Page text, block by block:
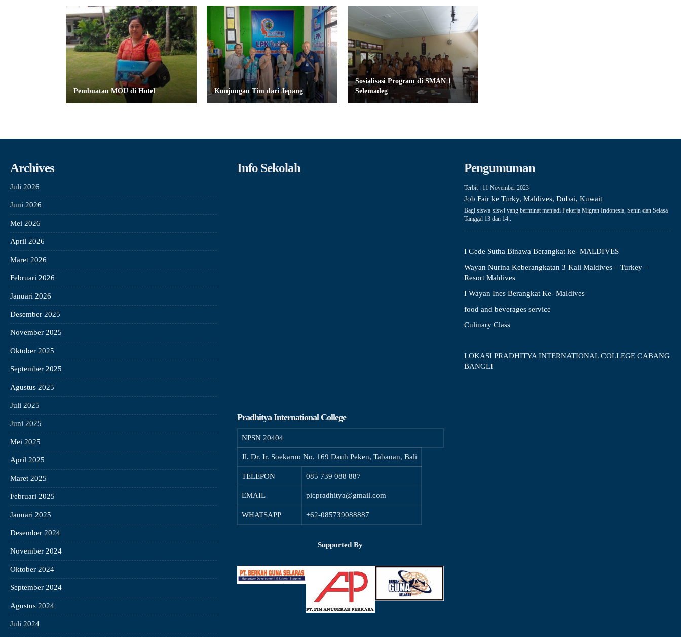
Pembuatan MOU di Hotel Kunjungan Tim dari Jepang
Sosialisasi Program di SMAN 1
Selemadeg
Archives
Juli 2026
Juni 2026
Mei 2026
April 2026
Maret 2026
Februari 2026
Januari 2026
Desember 2025
November 2025
Oktober 2025
September 2025
Agustus 2025
Juli 2025
Juni 2025
Mei 2025
April 2025
Maret 2025
Februari 2025
Januari 2025
Desember 2024
November 2024
Oktober 2024
September 2024
Agustus 2024
Juli 2024
Info Sekolah
Pradhitya International College
NPSN 20404
Jl. Dr. Ir. Soekarno No. 169 Dauh Peken, Tabanan, Bali
TELEPON 085 739 088 887
EMAIL picpradhitya@gmail.com
WHATSAPP +62-085739088887
Supported By
Pengumuman
Terbit : 11 November 2023
Job Fair ke Turky, Maldives, Dubai, Kuwait
Bagi siswa-siswi yang berminat menjadi Pekerja Migran Indonesia, Senin dan Selasa
Tanggal 13 dan 14..
I Gede Sutha Binawa Berangkat ke- MALDIVES
Wayan Nurina Keberangkatan 3 Kali Maldives – Turkey –
Resort Maldives
I Wayan Ines Berangkat Ke- Maldives
food and beverages service
Culinary Class
LOKASI PRADHITYA INTERNATIONAL COLLEGE CABANG
BANGLI